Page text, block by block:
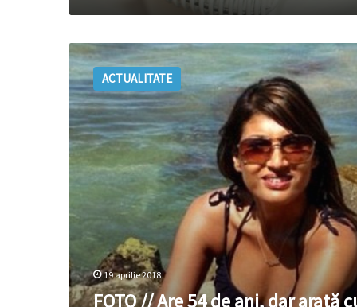
FOTO
//
Are
54
de
ani,
dar
arată
30
de
mai
tânără.
O
femeie
ACTUALITATE
19 aprilie 2018
FOTO // Are 54 de ani, dar arată